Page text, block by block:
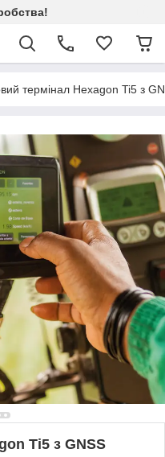
термінал Hexagon Ti5 з
Ti5 з GNSS